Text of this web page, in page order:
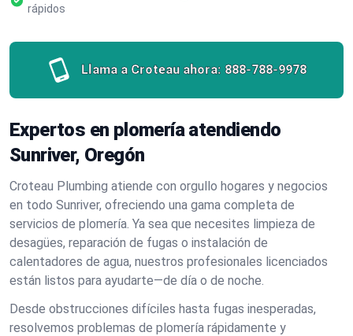
rápidos
Llama a Croteau ahora: 888-788-9978
Expertos en plomería atendiendo
Sunriver, Oregón
Croteau Plumbing atiende con orgullo hogares y negocios
en todo Sunriver, ofreciendo una gama completa de
servicios de plomería. Ya sea que necesites limpieza de
desagües, reparación de fugas o instalación de
calentadores de agua, nuestros profesionales licenciados
están listos para ayudarte—de día o de noche.
Desde obstrucciones difíciles hasta fugas inesperadas,
resolvemos problemas de plomería rápidamente y